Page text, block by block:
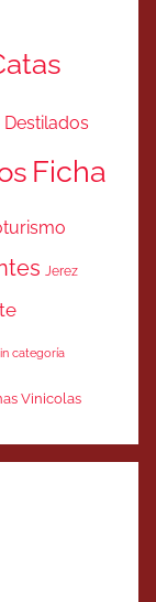
Destilados
Ficha
Jerez
categoría
Vinicolas